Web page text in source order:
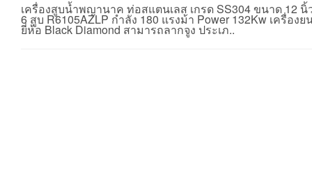
เครื่องสูบน้ำพญานาค ท่อสแตนเลส เกรด SS304 ขนาด 12
6 สูบ R6105AZLP กำลัง 180 แรงม้า Power 132Kw เครื่อ
ยี่ห้อ Black Diamond สามารถลากจูง ประเภ..